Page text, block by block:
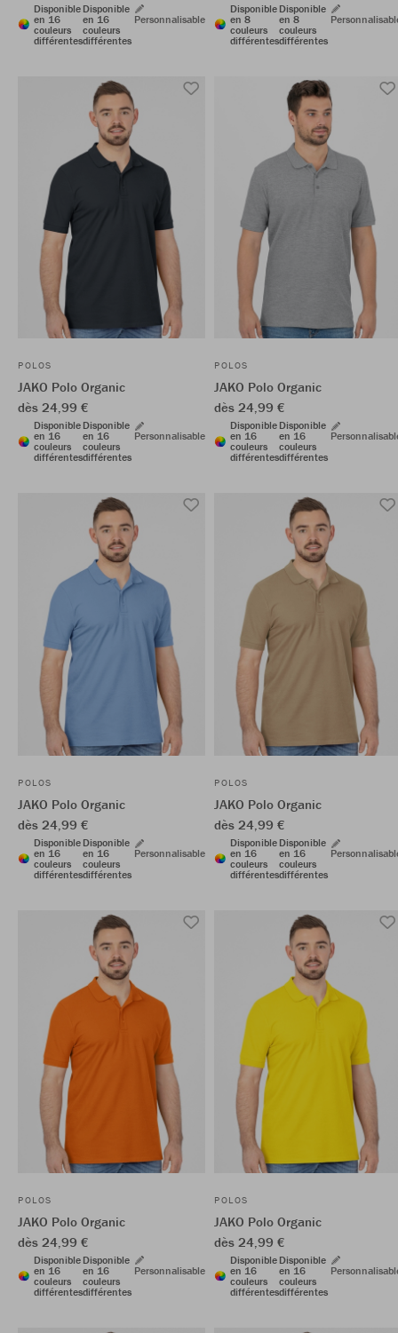
Disponible
en 16
couleurs
différentes
Disponible
en 16
couleurs
différentes
Personnalisable
Disponible
en 8
couleurs
différentes
Disponible
en 8
couleurs
différentes
POLOS
JAKO Polo Organic
dès 24,99 €
Disponible
en 16
couleurs
différentes
Disponible
en 16
couleurs
différentes
Personnalisable
POLOS
JAKO Polo Organic
dès 24,99 €
Disponible
en 16
couleurs
différentes
Disponible
en 16
couleurs
différentes
POLOS
JAKO Polo Organic
dès 24,99 €
Disponible
en 16
couleurs
différentes
Disponible
en 16
couleurs
différentes
Personnalisable
POLOS
JAKO Polo Organic
dès 24,99 €
Disponible
en 16
couleurs
différentes
Disponible
en 16
couleurs
différentes
POLOS
JAKO Polo Organic
dès 24,99 €
Disponible
en 16
couleurs
différentes
Disponible
en 16
couleurs
différentes
Personnalisable
POLOS
JAKO Polo Organic
dès 24,99 €
Disponible
en 16
couleurs
différentes
Disponible
en 16
couleurs
différentes